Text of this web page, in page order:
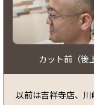
カット前（後
以前は吉祥寺店、